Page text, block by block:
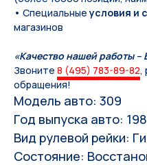
• Специальныеусловия и
магазинов
«Качество нашей работы
Звоните 8 (495) 783-89-82,
обращения!
Модель авто: 309
Год выпуска авто:
Вид рулевой рейки:
Состояние: